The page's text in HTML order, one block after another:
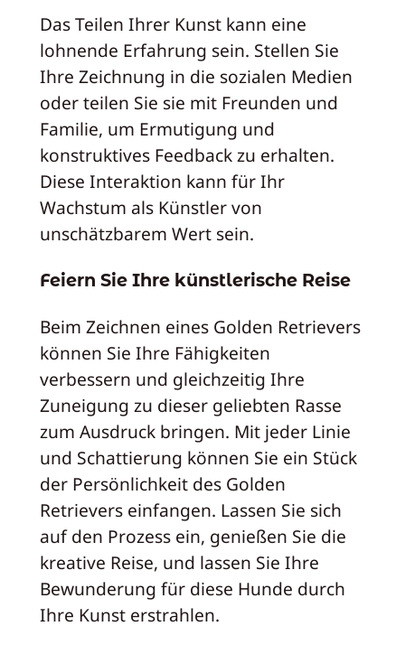
Das Teilen Ihrer Kunst kann eine
lohnende Erfahrung sein. Stellen Sie
Ihre Zeichnung in die sozialen Medien
oder teilen Sie sie mit Freunden und
Familie, um Ermutigung und
konstruktives Feedback zu erhalten.
Diese Interaktion kann für Ihr
Wachstum als Künstler von
unschätzbarem Wert sein.
Feiern Sie Ihre künstlerische Reise
Beim Zeichnen eines Golden Retrievers
können Sie Ihre Fähigkeiten
verbessern und gleichzeitig Ihre
Zuneigung zu dieser geliebten Rasse
zum Ausdruck bringen. Mit jeder Linie
und Schattierung können Sie ein Stück
der Persönlichkeit des Golden
Retrievers einfangen. Lassen Sie sich
auf den Prozess ein, genießen Sie die
kreative Reise, und lassen Sie Ihre
Bewunderung für diese Hunde durch
Ihre Kunst erstrahlen.